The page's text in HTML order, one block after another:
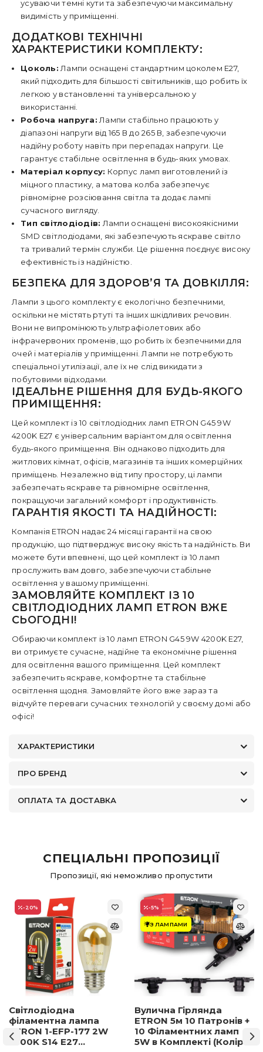
усуваючи темні кути та забезпечуючи максимальну
видимість у приміщенні.
ДОДАТКОВІ ТЕХНІЧНІ
ХАРАКТЕРИСТИКИ КОМПЛЕКТУ:
Цоколь: Лампи оснащені стандартним цоколем E27,
який підходить для більшості світильників, що робить їх
легкою у встановленні та універсальною у
використанні.
Робоча напруга: Лампи стабільно працюють у
діапазоні напруги від 165 В до 265 В, забезпечуючи
надійну роботу навіть при перепадах напруги. Це
гарантує стабільне освітлення в будь-яких умовах.
Матеріал корпусу: Корпус ламп виготовлений із
міцного пластику, а матова колба забезпечує
рівномірне розсіювання світла та додає лампі
сучасного вигляду.
Тип світлодіодів: Лампи оснащені високоякісними
SMD світлодіодами, які забезпечують яскраве світло
та тривалий термін служби. Це рішення поєднує високу
ефективність із надійністю.
БЕЗПЕКА ДЛЯ ЗДОРОВ’Я ТА ДОВКІЛЛЯ:
Лампи з цього комплекту є екологічно безпечними,
оскільки не містять ртуті та інших шкідливих речовин.
Вони не випромінюють ультрафіолетових або
інфрачервоних променів, що робить їх безпечними для
очей і матеріалів у приміщенні. Лампи не потребують
спеціальної утилізації, але їх не слід викидати з
побутовими відходами.
ІДЕАЛЬНЕ РІШЕННЯ ДЛЯ БУДЬ-ЯКОГО
ПРИМІЩЕННЯ:
Цей комплект із 10 світлодіодних ламп ETRON G45 9W
4200K E27 є універсальним варіантом для освітлення
будь-якого приміщення. Він однаково підходить для
житлових кімнат, офісів, магазинів та інших комерційних
приміщень. Незалежно від типу простору, ці лампи
забезпечать яскраве та рівномірне освітлення,
покращуючи загальний комфорт і продуктивність.
ГАРАНТІЯ ЯКОСТІ ТА НАДІЙНОСТІ:
Компанія ETRON надає 24 місяці гарантії на свою
продукцію, що підтверджує високу якість та надійність. Ви
можете бути впевнені, що цей комплект із 10 ламп
прослужить вам довго, забезпечуючи стабільне
освітлення у вашому приміщенні.
ЗАМОВЛЯЙТЕ КОМПЛЕКТ ІЗ 10
СВІТЛОДІОДНИХ ЛАМП ETRON ВЖЕ
СЬОГОДНІ!
Обираючи комплект із 10 ламп ETRON G45 9W 4200K E27,
ви отримуєте сучасне, надійне та економічне рішення
для освітлення вашого приміщення. Цей комплект
забезпечить яскраве, комфортне та стабільне
освітлення щодня. Замовляйте його вже зараз та
відчуйте переваги сучасних технологій у своєму домі або
офісі!
ХАРАКТЕРИСТИКИ
ПРО БРЕНД
ОПЛАТА ТА ДОСТАВКА
СПЕЦІАЛЬНІ ПРОПОЗИЦІЇ
Пропозиції, які неможливо пропустити
-20%
Світлодіодна
філаментна лампа
ETRON 1-EFP-177 2W
2500K S14 E27
-5%
З ЛАМПАМИ
Вулична Гірлянда
ETRON 5м 10 Патронів +
10 Філаментних ламп
5W в Комплекті (Колір